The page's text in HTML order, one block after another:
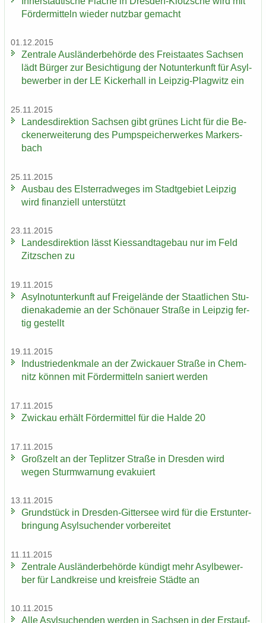
För­der­mit­teln wie­der nutz­bar ge­macht
01.12.2015
Zen­tra­le Aus­län­der­be­hör­de des Frei­staa­tes Sach­sen
lädt Bür­ger zur Be­sich­ti­gung der Not­un­ter­kunft für Asyl­
be­wer­ber in der LE Ki­cker­hall in Leipzig-​Plagwitz ein
25.11.2015
Lan­des­di­rek­ti­on Sach­sen gibt grü­nes Licht für die Be­
cken­er­wei­te­rung des Pump­spei­cher­wer­kes Mar­kers­
bach
25.11.2015
Aus­bau des Els­ter­rad­we­ges im Stadt­ge­biet Leip­zig
wird fi­nan­zi­ell un­ter­stützt
23.11.2015
Lan­des­di­rek­ti­on lässt Kies­sand­ta­ge­bau nur im Feld
Zitz­schen zu
19.11.2015
Asyl­not­un­ter­kunft auf Frei­ge­län­de der Staat­li­chen Stu­
di­en­aka­de­mie an der Schö­nau­er Stra­ße in Leip­zig fer­
tig ge­stellt
19.11.2015
In­dus­trie­denk­ma­le an der Zwi­ckau­er Stra­ße in Chem­
nitz kön­nen mit För­der­mit­teln sa­niert wer­den
17.11.2015
Zwi­ckau er­hält För­der­mit­tel für die Halde 20
17.11.2015
Groß­zelt an der Te­plit­zer Stra­ße in Dres­den wird
wegen Sturm­war­nung eva­ku­iert
13.11.2015
Grund­stück in Dresden-​Gittersee wird für die Erst­un­ter­
brin­gung Asyl­su­chen­der vor­be­rei­tet
11.11.2015
Zen­tra­le Aus­län­der­be­hör­de kün­digt mehr Asyl­be­wer­
ber für Land­krei­se und kreis­freie Städ­te an
10.11.2015
Alle Asyl­su­chen­den wer­den in Sach­sen in der Erst­auf­